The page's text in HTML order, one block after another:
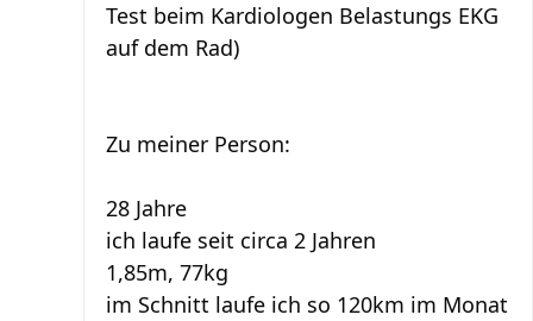
Test beim Kardiologen Belastungs EKG
auf dem Rad)
Zu meiner Person:
28 Jahre
ich laufe seit circa 2 Jahren
1,85m, 77kg
im Schnitt laufe ich so 120km im Monat